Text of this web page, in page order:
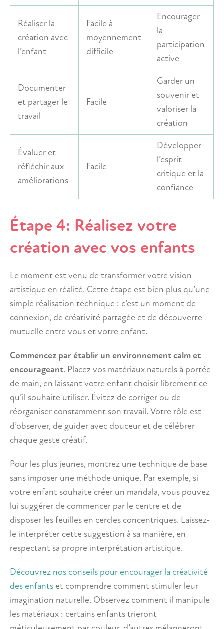
Réaliser la
création avec
l’enfant
Facile à
moyennement
difficile
Encourager
la
participation
active
Documenter
et partager le
travail
Facile
Garder un
souvenir et
valoriser la
création
Évaluer et
réfléchir aux
améliorations
Facile
Développer
l’esprit
critique et la
confiance
Étape 4: Réalisez votre
création avec vos enfants
Le moment est venu de transformer votre vision
artistique en réalité. Cette étape est bien plus qu’une
simple réalisation technique : c’est un moment de
connexion, de créativité partagée et de découverte
mutuelle entre vous et votre enfant.
Commencez par établir un environnement calm et
encourageant. Placez vos matériaux naturels à portée
de main, en laissant votre enfant choisir librement ce
qu’il souhaite utiliser. Évitez de corriger ou de
réorganiser constamment son travail. Votre rôle est
d’observer, de guider avec douceur et de célébrer
chaque geste créatif.
Pour les plus jeunes, montrez une technique de base
sans imposer une méthode unique. Par exemple, si
votre enfant souhaite créer un mandala, vous pouvez
lui suggérer de commencer par le centre et de
disposer les feuilles en cercles concentriques. Laissez-
le interpréter cette suggestion à sa manière, en
respectant sa propre interprétation artistique.
Découvrez nos conseils pour encourager la créativité
des enfants et comprendre comment stimuler leur
imagination naturelle. Observez comment il manipule
les matériaux : certains enfants trieront